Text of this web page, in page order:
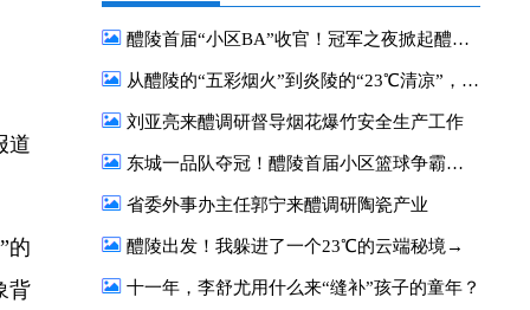
道
的
背
醴陵首届“小区BA”收官！冠军之夜掀起醴陵全民运动热潮
从醴陵的“五彩烟火”到炎陵的“23℃清凉”，这对“CP”太好嗑了
刘亚亮来醴调研督导烟花爆竹安全生产工作
东城一品队夺冠！醴陵首届小区篮球争霸赛圆满收官
省委外事办主任郭宁来醴调研陶瓷产业
醴陵出发！我躲进了一个23℃的云端秘境→
十一年，李舒尤用什么来“缝补”孩子的童年？